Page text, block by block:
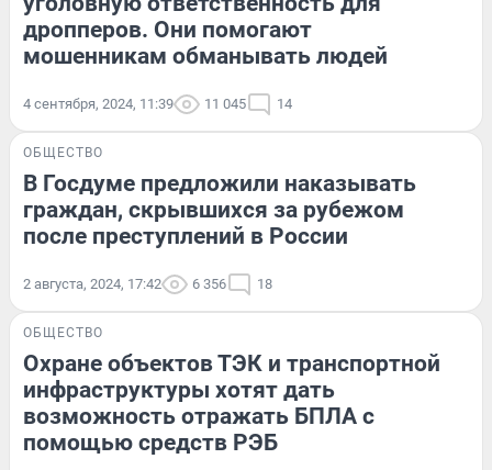
дропперов. Они помогают
мошенникам обманывать людей
4 сентября, 2024, 11:39 11 045 14
ОБЩЕСТВО
В Госдуме предложили наказывать
граждан, скрывшихся за рубежом
после преступлений в России
2 августа, 2024, 17:42 6 356 18
ОБЩЕСТВО
Охране объектов ТЭК и транспортной
инфраструктуры хотят дать
возможность отражать БПЛА с
помощью средств РЭБ